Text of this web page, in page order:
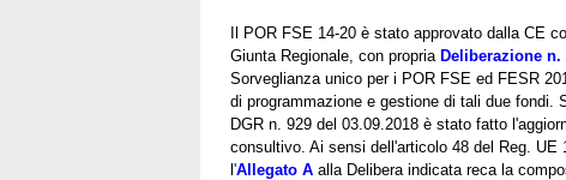
Il POR FSE 14-20 è stato approvato dalla CE
Giunta Regionale, con propria Deliberazione n.
Sorveglianza unico per i POR FSE ed FESR
di programmazione e gestione di tali due fondi.
DGR n. 929 del 03.09.2018 è stato fatto
consultivo. Ai sensi dell'articolo 48 del Reg.
l'Allegato A alla Delibera indicata reca la